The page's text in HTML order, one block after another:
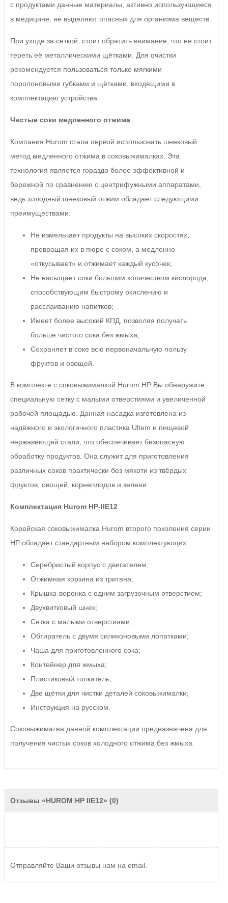
с продуктами данные материалы, активно использующиеся
в медицине, не выделяют опасных для организма веществ.
При уходе за сеткой, стоит обратить внимание, что не стоит
тереть её металлическими щётками. Для очистки
рекомендуется пользоваться только мягкими
поролоновыми губками и щётками, входящими в
комплектацию устройства.
Чистые соки медленного отжима
Компания Hurom стала первой использовать шнековый
метод медленного отжима в соковыжималках. Эта
технология является гораздо более эффективной и
бережной по сравнению с центрифужными аппаратами,
ведь холодный шнековый отжим обладает следующими
преимуществами:
Не измельчает продукты на высоких скоростях,
превращая их в пюре с соком, а медленно
«откусывает» и отжимает каждый кусочек;
Не насыщает соки большим количеством кислорода,
способствующим быстрому окислению и
расслаиванию напитков;
Имеет более высокий КПД, позволяя получать
больше чистого сока без жмыха;
Сохраняет в соке всю первоначальную пользу
фруктов и овощей.
В комплекте с соковыжималкой Hurom HP Вы обнаружите
специальную сетку с малыми отверстиями и увеличенной
рабочей площадью. Данная насадка изготовлена из
надёжного и экологичного пластика Ultem и пищевой
нержавеющей стали, что обеспечивает безопасную
обработку продуктов. Она служит для приготовления
различных соков практически без мякоти из твёрдых
фруктов, овощей, корнеплодов и зелени.
Комплектация Hurom HP-IIE12
Корейская соковыжималка Hurom второго поколения серии
HP обладает стандартным набором комплектующих:
Серебристый корпус с двигателем;
Отжимная корзина из тритана;
Крышка-воронка с одним загрузочным отверстием;
Двухвитковый шнек;
Сетка с малыми отверстиями;
Обтиратель с двумя силиконовыми лопатками;
Чаша для приготовленного сока;
Контейнер для жмыха;
Пластиковый толкатель;
Две щётки для чистки деталей соковыжималки;
Инструкция на русском.
Соковыжималка данной комплектации предназначена для
получения чистых соков холодного отжима без жмыха.
Отзывы «HUROM HP IIE12» (0)
Отправляйте Ваши отзывы нам на email.